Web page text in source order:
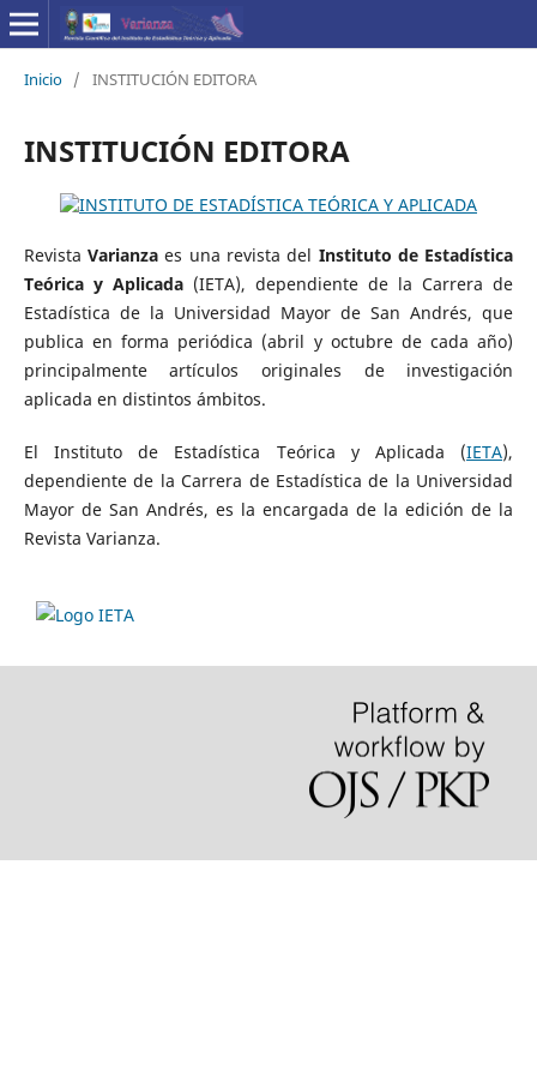
Inicio / INSTITUCIÓN EDITORA
INSTITUCIÓN EDITORA
RevistaVarianza es una revista del Instituto de Estadística
Teórica y Aplicada(IETA), dependiente de la Carrera de
Estadística de la Universidad Mayor de San Andrés, que
publica en forma periódica (abril y octubre de cada año)
principalmente artículos originales de investigación
aplicada en distintos ámbitos.
El Instituto de Estadística Teórica y Aplicada (IETA),
dependiente de la Carrera de Estadística de la Universidad
Mayor de San Andrés, es la encargada de la edición de la
Revista Varianza.